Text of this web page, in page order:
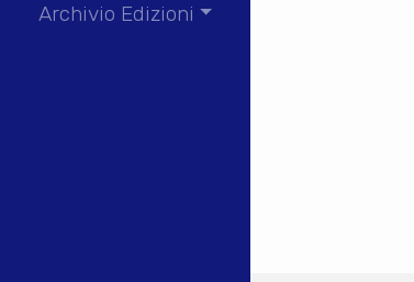
Archivio Edizioni